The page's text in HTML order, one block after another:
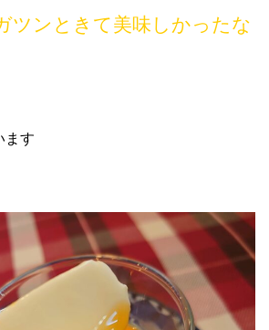
ツンときて美味しかったな
ます